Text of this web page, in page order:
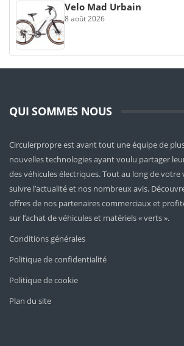
Velo Mad Urbain
8 août 2026
QUI SOMMES NOUS
Circulerpropre est avant tout une équipe de
nouvelles technologies ayant voulu partager
des véhicules électriques. Tout au long de
suivre l’actualité et nos nombreux avis.
offres de nos partenaires commerciaux et
sur l’achat de véhicules et matériels « verts ».
Conditions générales
Politique de confidentialité
Politique de cookie
Plan du site